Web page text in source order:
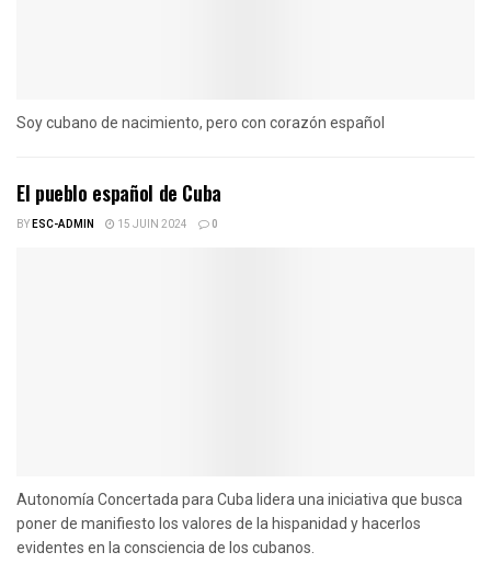
Soy cubano de nacimiento, pero con corazón español
El pueblo español de Cuba
BYESC-ADMIN 15 JUIN 2024 0
Autonomía Concertada para Cuba lidera una iniciativa que busca
poner de manifiesto los valores de la hispanidad y hacerlos
evidentes en la consciencia de los cubanos.